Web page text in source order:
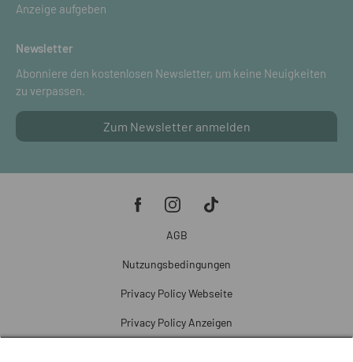
Anzeige aufgeben
Newsletter
Abonniere den kostenlosen Newsletter, um keine Neuigkeiten
zu verpassen.
Zum Newsletter anmelden
AGB
Nutzungsbedingungen
Privacy Policy Webseite
Privacy Policy Anzeigen